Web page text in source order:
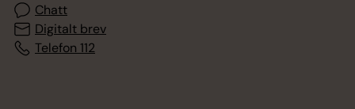
Chatt
Digitalt brev
Telefon 112